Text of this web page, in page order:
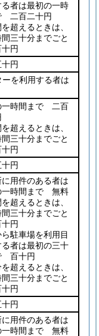
る者は最初の一時
二百二十円
超えるときは、
三十分までごと
円
円
を利用する者は
一時間まで 二百
超えるときは、
三十分までごと
円
円
用件のある者は
一時間まで 無料
超えるときは、
三十分までごと
円
駐車場を利用目
る者は最初の三十
百十円
超えるときは、
三十分までごと
円
円
用件のある者は
一時間まで 無料